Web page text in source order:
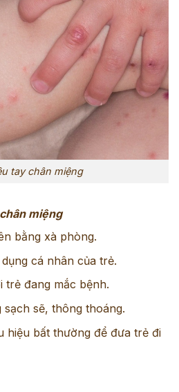
tay chân miệng
miệng
bằng xà phòng.
cá nhân của trẻ.
trẻ đang mắc bệnh.
sẽ, thông thoáng.
hiệu bất thường để đưa trẻ đi